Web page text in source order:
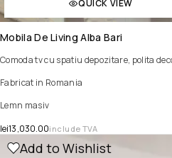
QUICK VIEW
Mobila De Living Alba Bari
Comoda tv cu spatiu depozitare, polita
Fabricat in Romania
Lemn masiv
lei13,030.00include TVA
Add to Wishlist